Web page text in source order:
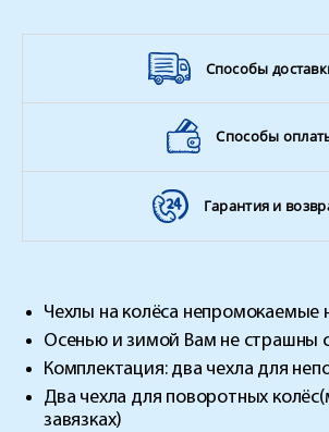
Способы
Способы
Гарантия и
Чехлы на колёса непромокаемые
Осенью и зимой Вам не страшны
Комплектация: два чехла для
Два чехла для поворотных
завязках)